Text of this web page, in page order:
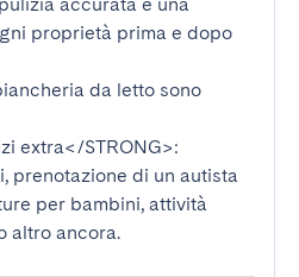
proprietà prima e dopo
da letto sono
extra</STRONG>:
prenotazione di un autista
per bambini, attività
altro ancora.